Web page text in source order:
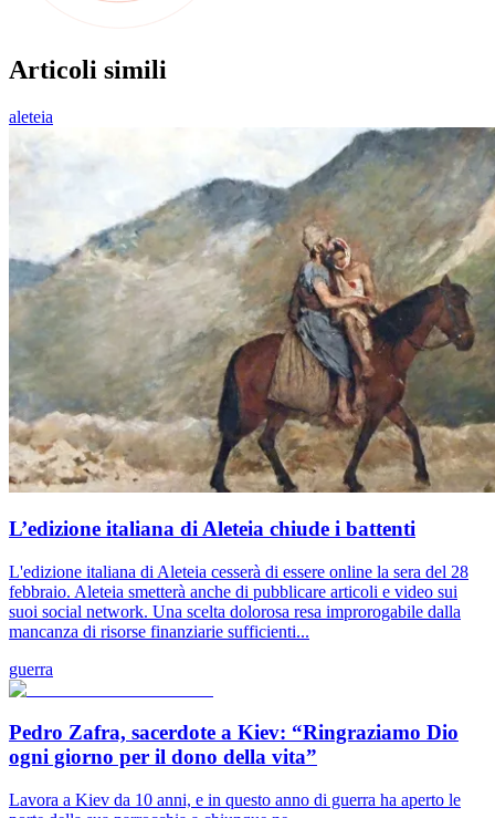
Articoli simili
aleteia
L’edizione italiana di Aleteia chiude i battenti
L'edizione italiana di Aleteia cesserà di essere online la sera del 28
febbraio. Aleteia smetterà anche di pubblicare articoli e video sui
suoi social network. Una scelta dolorosa resa improrogabile dalla
mancanza di risorse finanziarie sufficienti...
guerra
Pedro Zafra, sacerdote a Kiev: “Ringraziamo Dio
ogni giorno per il dono della vita”
Lavora a Kiev da 10 anni, e in questo anno di guerra ha aperto le